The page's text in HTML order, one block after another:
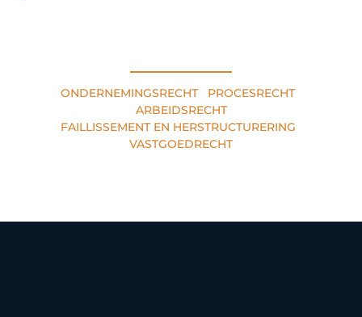
ONDERNEMINGSRECHT• PROCESRECHT•
ARBEIDSRECHT
FAILLISSEMENT EN HERSTRUCTURERING
VASTGOEDRECHT